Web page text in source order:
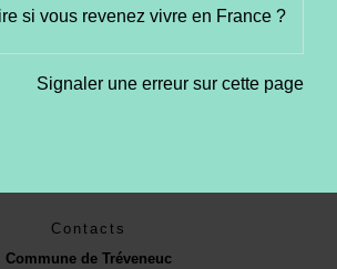
si vous revenez vivre en France ?
Signaler une erreur sur cette page
Contacts
Commune de Tréveneuc